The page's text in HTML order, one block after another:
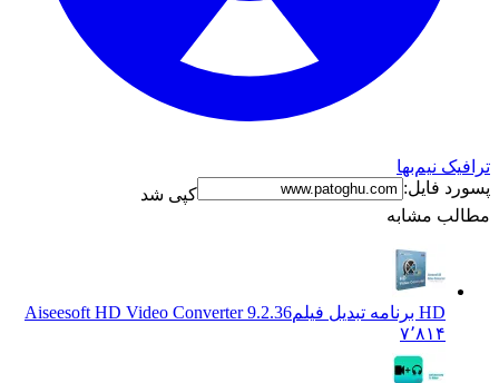
ترافیک نیم‌بها
پسورد فایل:
کپی شد
مطالب مشابه
HD برنامه تبدیل فیلم
Aiseesoft HD Video Converter 9.2.36
۷٬۸۱۴